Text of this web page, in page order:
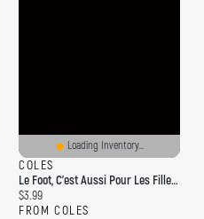
Loading Inventory...
COLES
Le Foot, C'est Aussi Pour Les Filles !
Current price:
$3.99
FROM COLES